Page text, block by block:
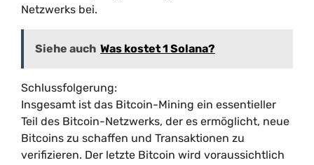
Netzwerks bei.
Siehe auch Was kostet 1 Solana?
Schlussfolgerung:
Insgesamt ist das Bitcoin-Mining ein essentieller
Teil des Bitcoin-Netzwerks, der es ermöglicht, neue
Bitcoins zu schaffen und Transaktionen zu
verifizieren. Der letzte Bitcoin wird voraussichtlich